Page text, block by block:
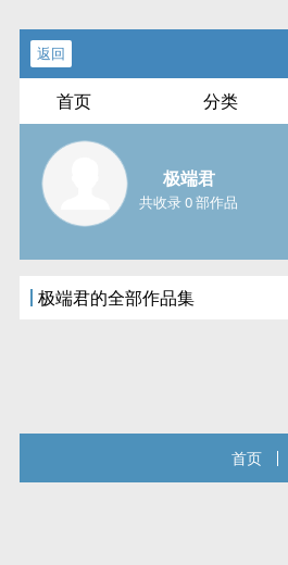
返回
首页 分类
极端君
共收录 0 部作品
极端君的全部作品集
首页